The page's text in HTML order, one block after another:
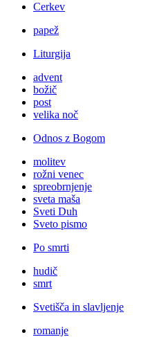
Cerkev
papež
Liturgija
advent
božič
post
velika noč
Odnos z Bogom
molitev
rožni venec
spreobrnjenje
sveta maša
Sveti Duh
Sveto pismo
Po smrti
hudič
smrt
Svetišča in slavljenje
romanje